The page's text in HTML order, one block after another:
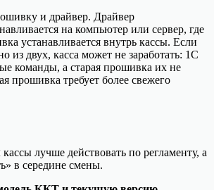
и драйвер. Драйвер
на компьютер или сервер, где
устанавливается внутрь кассы. Если
из двух, касса может не заработать: 1С
команды, а старая прошивка их не
прошивка требует более свежего
лучше действовать по регламенту, а
в середине смены.